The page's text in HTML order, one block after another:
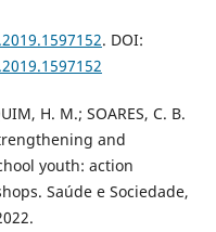
. DOI:
H. M.; SOARES, C. B.
and
youth: action
Saúde e Sociedade,